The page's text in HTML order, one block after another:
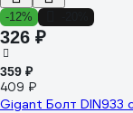
-12%
326 ₽
359 ₽
409 ₽
Gigant Болт DIN933